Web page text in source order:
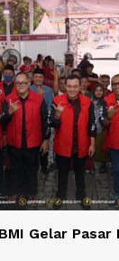
Gelar Pasar